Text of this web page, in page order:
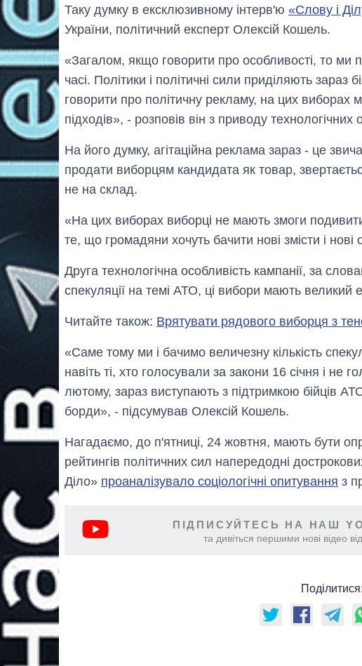
Таку думку в ексклюзивному інтерв'ю «Слову і
України, політичний експерт Олексій Кошель.
«Загалом, якщо говорити про особливості, то ми
часі. Політики і політичні сили приділяють
говорити про політичну рекламу, на цих виборах
підходів», - розповів він з приводу
На його думку, агітаційна реклама зараз - це
продати виборцям кандидата як товар,
не на склад.
«На цих виборах виборці не мають змоги
те, що громадяни хочуть бачити нові змісти і
Друга технологічна особливість кампанії, за
спекуляції на темі АТО, ці вибори мають великий
Читайте також: Врятувати рядового виборця з
«Саме тому ми і бачимо величезну кількість
навіть ті, хто голосували за закони 16 січня і не
лютому, зараз виступають з підтримкою бійців
борди», - підсумував Олексій Кошель.
Нагадаємо, до п'ятниці, 24 жовтня, мають бути
рейтингів політичних сил напередодні
Діло» проаналізувало соціологічні опитування з
ПІДПИСУЙТЕСЬ НА НАШ
та дивіться першими нові відео
Поділитися: